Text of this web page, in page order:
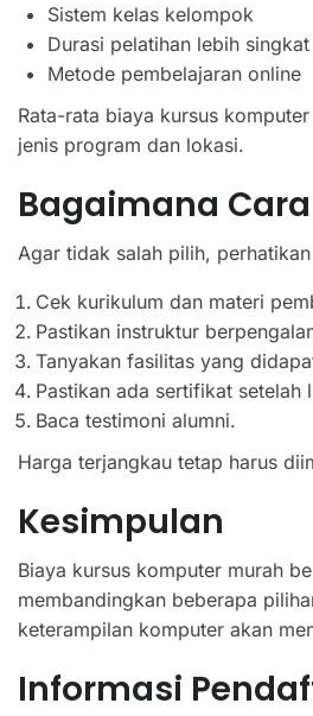
Sistem kelas kelompok
Durasi pelatihan lebih singkat
Metode pembelajaran online
Rata-rata biaya kursus
jenis program dan lokasi.
Bagaimana
Agar tidak salah pilih,
Cek kurikulum dan materi
Pastikan instruktur
Tanyakan fasilitas yang
Pastikan ada sertifikat setelah
Baca testimoni alumni.
Harga terjangkau tetap harus
Kesimpulan
Biaya kursus komputer murah
membandingkan beberapa
keterampilan komputer akan
Informasi